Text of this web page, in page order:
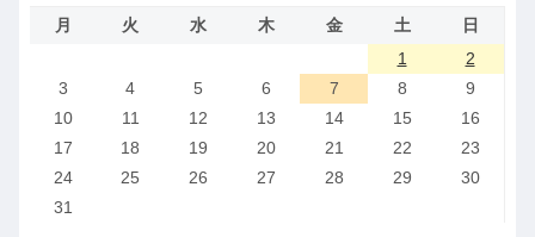
月 火 水 木 金 土
日
1
2
3
4 5 6 7 8
9
10
11 12 13 14 15
16
17
18 19 20 21 22
23
24
25 26 27 28 29
30
31